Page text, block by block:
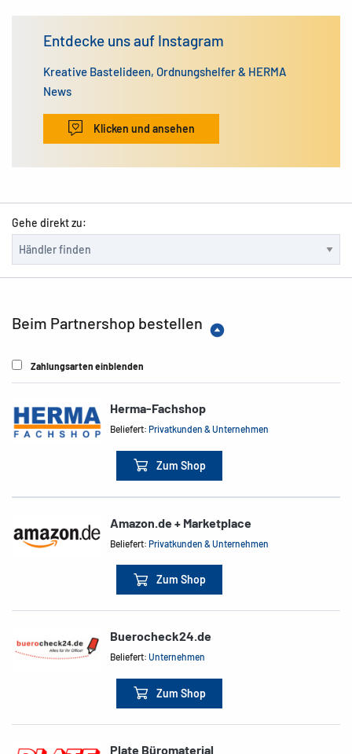
Entdecke uns auf Instagram
Kreative Bastelideen, Ordnungshelfer & HERMA
News
Klicken und ansehen
Gehe direkt zu:
Beim Partnershop bestellen
Zahlungsarten einblenden
Herma-Fachshop
Beliefert:Privatkunden & Unternehmen
Zum Shop
Amazon.de + Marketplace
Beliefert:Privatkunden & Unternehmen
Zum Shop
Buerocheck24.de
Beliefert:Unternehmen
Zum Shop
Plate Büromaterial